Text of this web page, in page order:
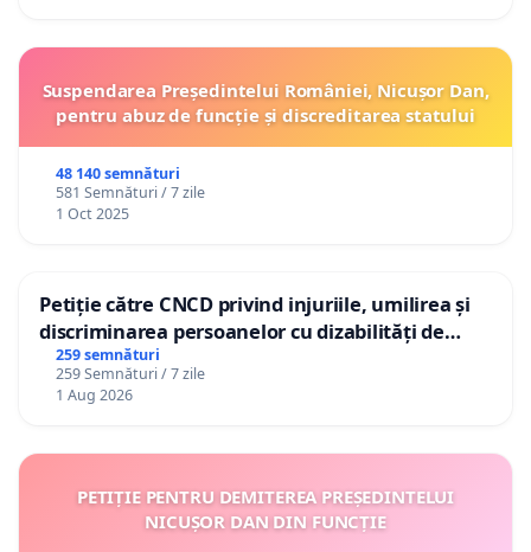
Suspendarea Președintelui României, Nicușor Dan,
pentru abuz de funcție și discreditarea statului
48 140 semnături
581 Semnături / 7 zile
1 Oct 2025
Petiție către CNCD privind injuriile, umilirea și
discriminarea persoanelor cu dizabilități de
către utilizatorul TikTok „Gorici”
259 semnături
259 Semnături / 7 zile
1 Aug 2026
PETIȚIE PENTRU DEMITEREA PREȘEDINTELUI
NICUȘOR DAN DIN FUNCȚIE